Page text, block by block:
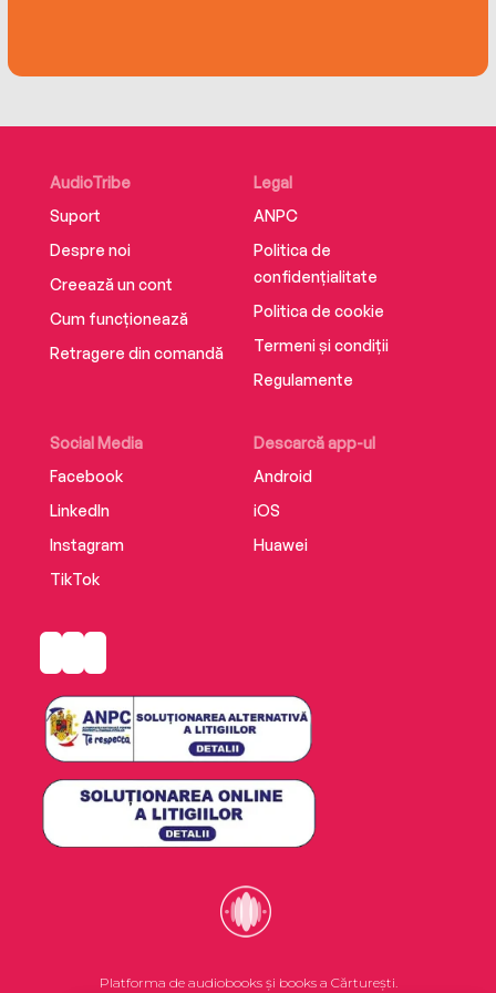
AudioTribe
Suport
Despre noi
Creează un cont
Cum funcționează
Retragere din comandă
Social Media
Facebook
LinkedIn
Instagram
TikTok
Descarcă app-ul
Android
iOS
Huawei
Legal
ANPC
Politica de
confidențialitate
Politica de cookie
Termeni și condiții
Regulamente
Platforma de audiobooks și books a Cărturești.